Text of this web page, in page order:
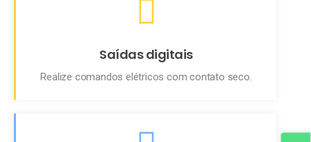
Saídas digitais
Realize comandos elétricos com contato seco.